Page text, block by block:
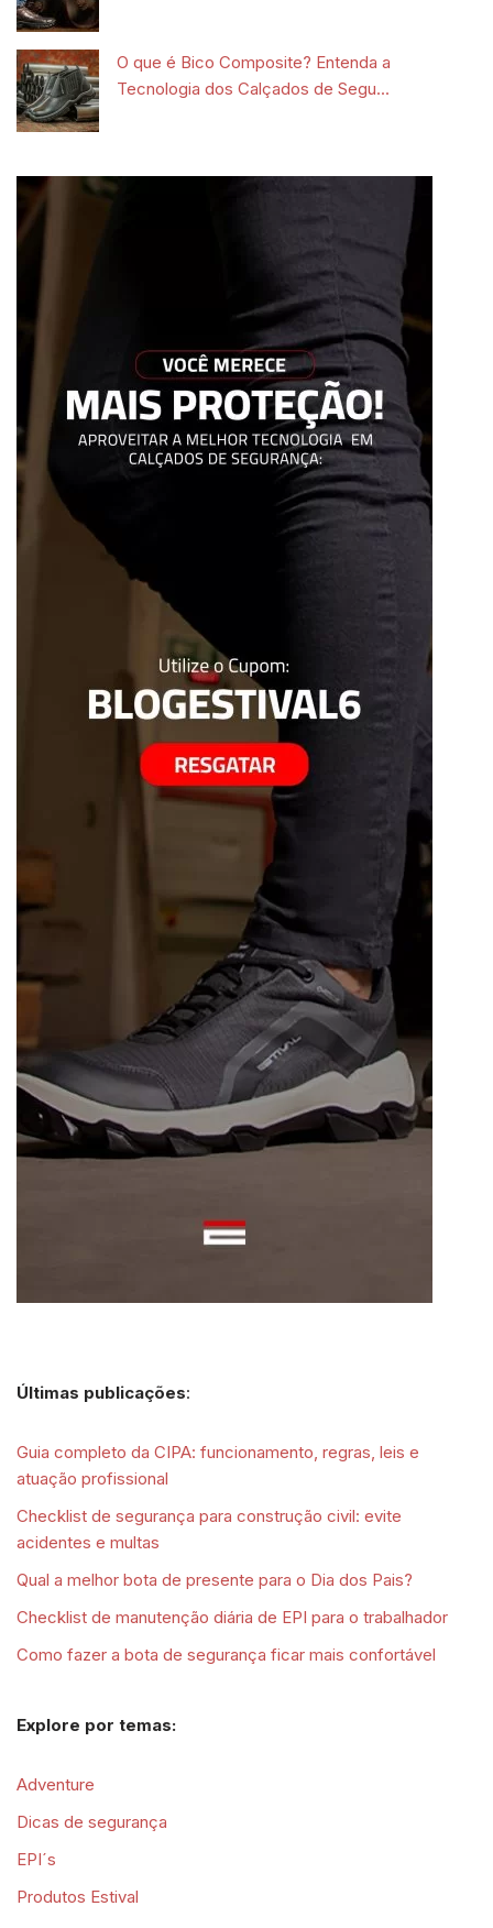
O que é Bico Composite? Entenda a
Tecnologia dos Calçados de Segu...
Últimas publicações:
Guia completo da CIPA: funcionamento, regras, leis e
atuação profissional
Checklist de segurança para construção civil: evite
acidentes e multas
Qual a melhor bota de presente para o Dia dos Pais?
Checklist de manutenção diária de EPI para o trabalhador
Como fazer a bota de segurança ficar mais confortável
Explore por temas:
Adventure
Dicas de segurança
EPI´s
Produtos Estival